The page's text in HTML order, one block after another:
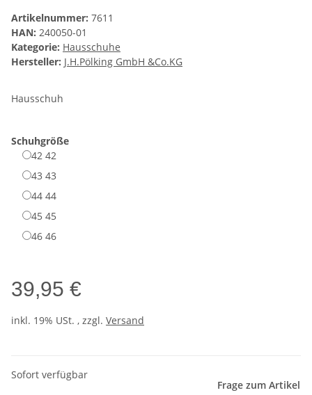
Artikelnummer: 7611
HAN: 240050-01
Kategorie: Hausschuhe
Hersteller: J.H.Pölking GmbH &Co.KG
Hausschuh
Schuhgröße
42 42
43 43
44 44
45 45
46 46
39,95 €
inkl. 19% USt. , zzgl. Versand
Sofort verfügbar
Frage zum Artikel